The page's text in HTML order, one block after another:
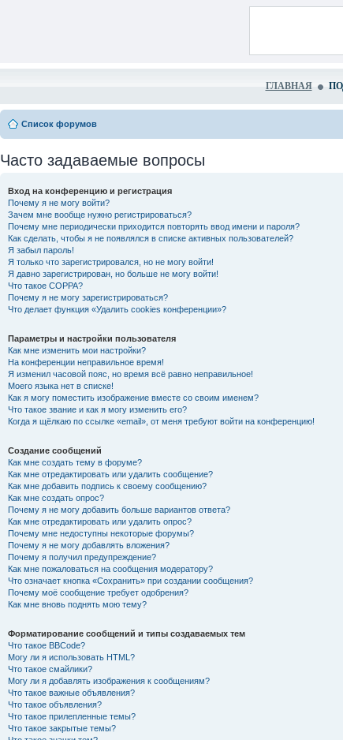
ГЛАВНАЯ
Список форумов
Часто задаваемые вопросы
Вход на конференцию и регистрация
Почему я не могу войти?
Зачем мне вообще нужно регистрироваться?
Почему мне периодически приходится повторять ввод имени и пароля?
Как сделать, чтобы я не появлялся в списке активных пользователей?
Я забыл пароль!
Я только что зарегистрировался, но не могу войти!
Я давно зарегистрирован, но больше не могу войти!
Что такое COPPA?
Почему я не могу зарегистрироваться?
Что делает функция «Удалить cookies конференции»?
Параметры и настройки пользователя
Как мне изменить мои настройки?
На конференции неправильное время!
Я изменил часовой пояс, но время всё равно неправильное!
Моего языка нет в списке!
Как я могу поместить изображение вместе со своим именем?
Что такое звание и как я могу изменить его?
Когда я щёлкаю по ссылке «email», от меня требуют войти на конференцию!
Создание сообщений
Как мне создать тему в форуме?
Как мне отредактировать или удалить сообщение?
Как мне добавить подпись к своему сообщению?
Как мне создать опрос?
Почему я не могу добавить больше вариантов ответа?
Как мне отредактировать или удалить опрос?
Почему мне недоступны некоторые форумы?
Почему я не могу добавлять вложения?
Почему я получил предупреждение?
Как мне пожаловаться на сообщения модератору?
Что означает кнопка «Сохранить» при создании сообщения?
Почему моё сообщение требует одобрения?
Как мне вновь поднять мою тему?
Форматирование сообщений и типы создаваемых тем
Что такое BBCode?
Могу ли я использовать HTML?
Что такое смайлики?
Могу ли я добавлять изображения к сообщениям?
Что такое важные объявления?
Что такое объявления?
Что такое прилепленные темы?
Что такое закрытые темы?